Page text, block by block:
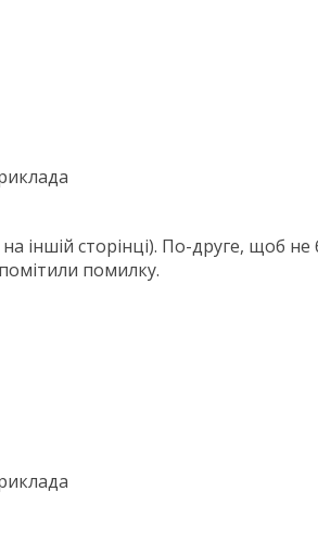
іншій сторінці). По-друге, щоб не
помилку.